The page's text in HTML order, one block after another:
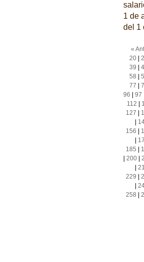
1 de
del 1
«
20|
39
58
77
96
97
112
127
156
185
200|
229
258